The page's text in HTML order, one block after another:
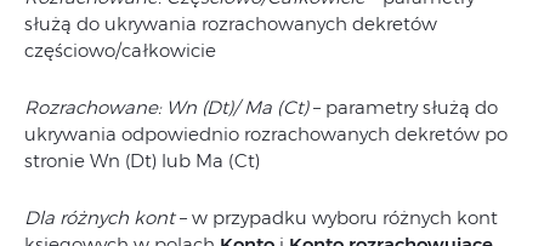
służą do ukrywania rozrachowanych dekretów
częściowo/całkowicie
Rozrachowane: Wn (Dt)/ Ma (Ct)– parametry służą do
ukrywania odpowiednio rozrachowanych dekretów po
stronie Wn (Dt) lub Ma (Ct)
Dla różnych kont– w przypadku wyboru różnych kont